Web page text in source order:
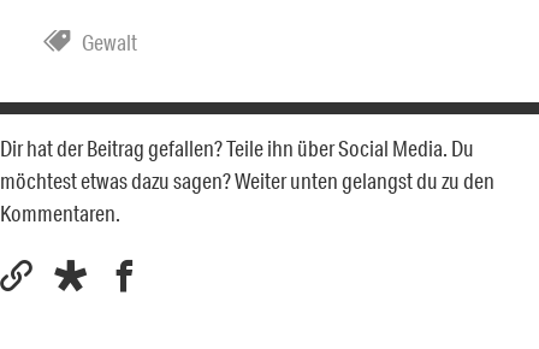
Gewalt
Dir hat der Beitrag gefallen? Teile ihn über Social Media. Du
möchtest etwas dazu sagen? Weiter unten gelangst du zu den
Kommentaren.